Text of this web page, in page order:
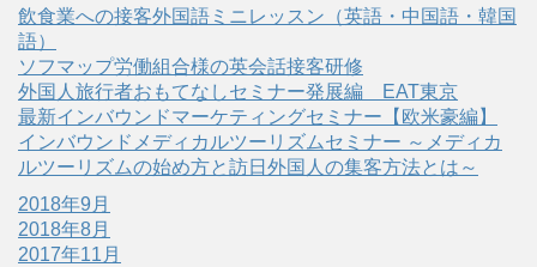
飲食業への接客外国語ミニレッスン（英語・中国語・韓国
語）
ソフマップ労働組合様の英会話接客研修
外国人旅行者おもてなしセミナー発展編 EAT東京
最新インバウンドマーケティングセミナー【欧米豪編】
インバウンドメディカルツーリズムセミナー ～メディカ
ルツーリズムの始め方と訪日外国人の集客方法とは～
2018年9月
2018年8月
2017年11月